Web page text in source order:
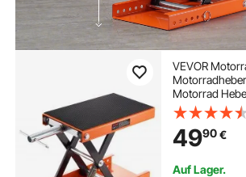
VEVOR
Motorrad
Montagebock
Einstellbare
Montagebock
Motoständer
Garage &
4990€
Auf Lager.